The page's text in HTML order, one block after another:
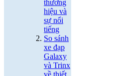
thương
hiệu và
sự nổi
tiếng
So sánh
xe đạp
Galaxy
và Trinx
về thiết